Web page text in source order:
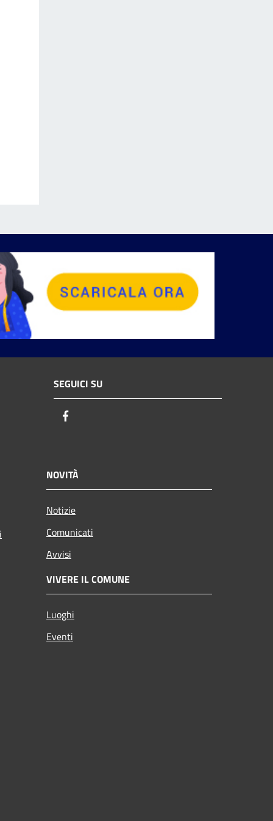
SEGUICI SU
NOVITÀ
Notizie
Comunicati
Avvisi
VIVERE IL COMUNE
Luoghi
Eventi